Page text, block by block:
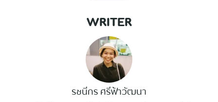
WRITER
รชนีกร ศรีฟ้าวัฒนา